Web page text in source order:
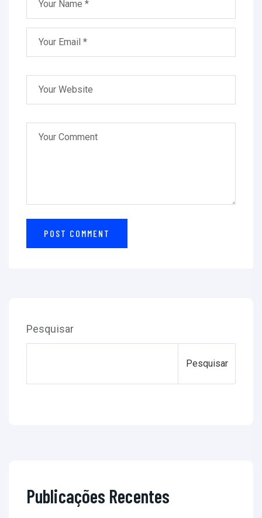
Pesquisar
Pesquisar
Publicações Recentes